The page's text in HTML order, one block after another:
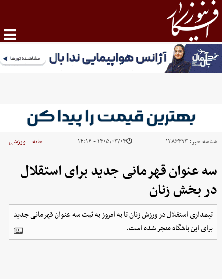
شناسه خبر:۱۳۸۶۴۹۳ ۱۴۰۵/۰۳/۰۴ - ۱۴:۱۶ خانه | ورزشی
سه عنوان قهرمانی جدید برای استقلال
در بخش زنان
تیمداری استقلال در ورزش زنان تا به امروز به ثبت سه عنوان قهرمانی جدید
برای این باشگاه منجر شده است.